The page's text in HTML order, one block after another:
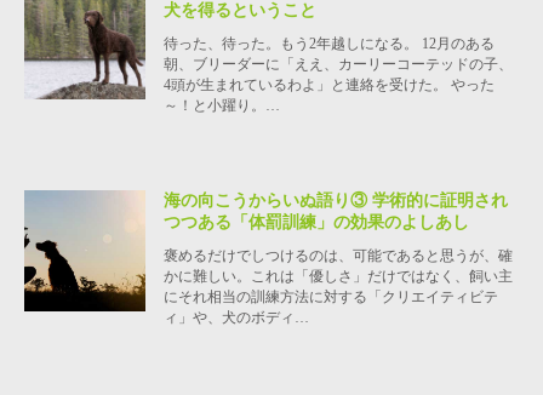
犬を得るということ
待った、待った。もう2年越しになる。 12月のある
朝、ブリーダーに「ええ、カーリーコーテッドの子、
4頭が生まれているわよ」と連絡を受けた。 やった
～！と小躍り。…
海の向こうからいぬ語り③ 学術的に証明され
つつある「体罰訓練」の効果のよしあし
褒めるだけでしつけるのは、可能であると思うが、確
かに難しい。これは「優しさ」だけではなく、飼い主
にそれ相当の訓練方法に対する「クリエイティビテ
ィ」や、犬のボディ…